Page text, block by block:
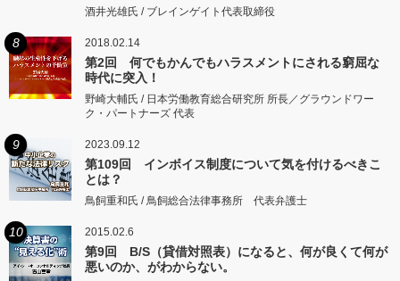
酒井光雄氏 / ブレインゲイト代表取締役
8 2018.02.14
第2回 何でもかんでもハラスメントにされる窮屈な
時代に突入！
野崎大輔氏 / 日本労働教育総合研究所 所長／グラウンドワー
ク・パートナーズ 代表
9 2023.09.12
第109回 インボイス制度について気を付けるべきこ
とは？
鳥飼重和氏 / 鳥飼総合法律事務所 代表弁護士
10 2015.02.6
第9回 B/S（貸借対照表）になると、何が良くて何が
悪いのか、がわからない。